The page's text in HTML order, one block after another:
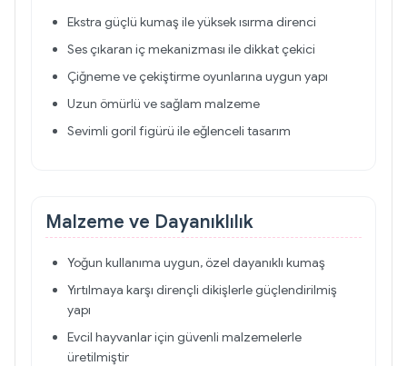
Ekstra güçlü kumaş ile yüksek ısırma direnci
Ses çıkaran iç mekanizması ile dikkat çekici
Çiğneme ve çekiştirme oyunlarına uygun yapı
Uzun ömürlü ve sağlam malzeme
Sevimli goril figürü ile eğlenceli tasarım
Malzeme ve Dayanıklılık
Yoğun kullanıma uygun, özel dayanıklı kumaş
Yırtılmaya karşı dirençli dikişlerle güçlendirilmiş
yapı
Evcil hayvanlar için güvenli malzemelerle
üretilmiştir